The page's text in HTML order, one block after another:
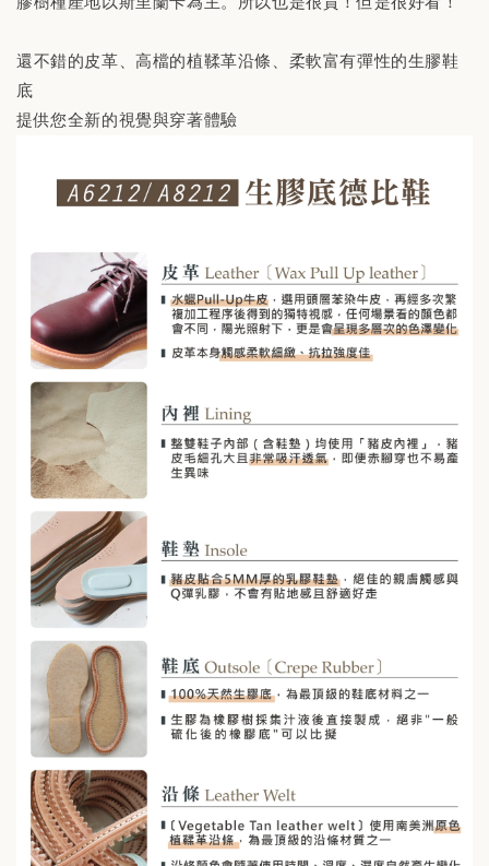
還不錯的皮革、高檔的植鞣革沿條、柔軟富有彈性的生膠鞋
底
提供您全新的視覺與穿著體驗